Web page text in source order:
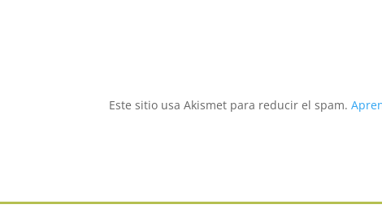
Este sitio usa Akismet para reducir el spam.